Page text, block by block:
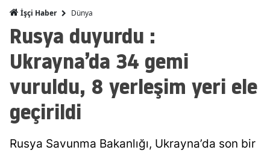
Ordu
İşçi Haber Dünya
Rusya duyurdu :
Ukrayna’da 34 gemi
vuruldu, 8 yerleşim yeri ele
geçirildi
Rusya Savunma Bakanlığı, Ukrayna’da son bir